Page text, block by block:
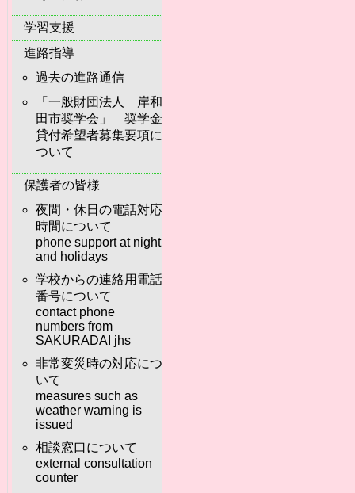
学習支援
進路指導
過去の進路通信
「一般財団法人 岸和
田市奨学会」 奨学金
貸付希望者募集要項に
ついて
保護者の皆様
夜間・休日の電話対応
時間について
phone support at night
and holidays
学校からの連絡用電話
番号について
contact phone
numbers from
SAKURADAI jhs
非常変災時の対応につ
いて
measures such as
weather warning is
issued
相談窓口について
external consultation
counter